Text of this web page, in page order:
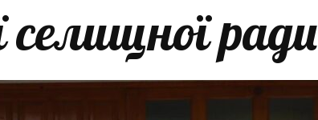
селищної ради